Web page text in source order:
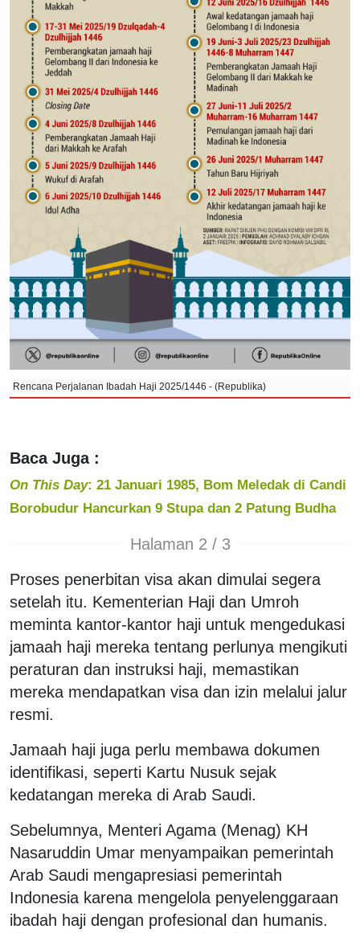
Rencana Perjalanan Ibadah Haji 2025/1446 - (Republika)
Baca Juga :
On This Day: 21 Januari 1985, Bom Meledak di Candi
Borobudur Hancurkan 9 Stupa dan 2 Patung Budha
Halaman 2 / 3
Proses penerbitan visa akan dimulai segera
setelah itu. Kementerian Haji dan Umroh
meminta kantor-kantor haji untuk mengedukasi
jamaah haji mereka tentang perlunya mengikuti
peraturan dan instruksi haji, memastikan
mereka mendapatkan visa dan izin melalui jalur
resmi.
Jamaah haji juga perlu membawa dokumen
identifikasi, seperti Kartu Nusuk sejak
kedatangan mereka di Arab Saudi.
Sebelumnya, Menteri Agama (Menag) KH
Nasaruddin Umar menyampaikan pemerintah
Arab Saudi mengapresiasi pemerintah
Indonesia karena mengelola penyelenggaraan
ibadah haji dengan profesional dan humanis.